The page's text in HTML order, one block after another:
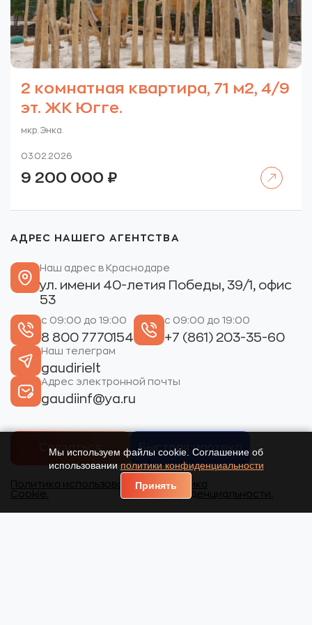
2 комнатная квартира, 71 м2, 4/9
эт. ЖК Югге.
мкр. Энка.
03.02.2026
9 200 000 ₽
АДРЕС НАШЕГО АГЕНТСТВА
Наш адрес в Краснодаре
ул. имени 40-летия Победы, 39/1, офис
53
с 09:00 до 19:00
8 800 7770154
с 09:00 до 19:00
+7 (861) 203-35-60
Наш телеграм
gaudirielt
Адрес электронной почты
gaudiinf@ya.ru
Связаться Быстрая ипотека
Политика использования
Cookie.
Политика
конфиденциальности.
Мы используем файлы cookie. Соглашение об
использовании политики конфиденциальности
Принять